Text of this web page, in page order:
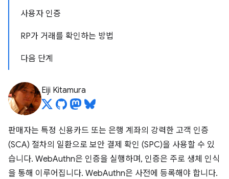
사용자 인증
RP가 거래를 확인하는 방법
다음 단계
Eiji Kitamura
판매자는 특정 신용카드 또는 은행 계좌의 강력한 고객 인증
(SCA) 절차의 일환으로 보안 결제 확인 (SPC)을 사용할 수 있
습니다. WebAuthn은 인증을 실행하며, 인증은 주로 생체 인식
을 통해 이루어집니다. WebAuthn은 사전에 등록해야 합니다.